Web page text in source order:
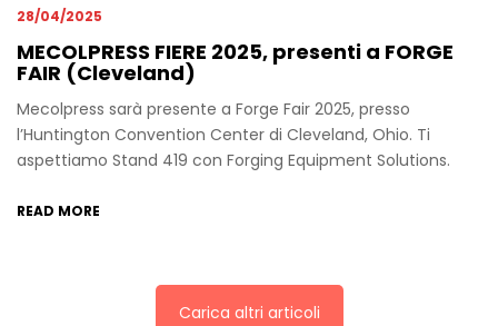
28/04/2025
MECOLPRESS FIERE 2025, presenti a FORGE
FAIR (Cleveland)
Mecolpress sarà presente a Forge Fair 2025, presso
l’Huntington Convention Center di Cleveland, Ohio. Ti
aspettiamo Stand 419 con Forging Equipment Solutions.
READ MORE
Carica altri articoli